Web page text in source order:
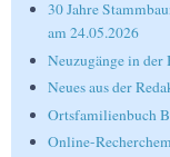
30 Jahre
am 24.05.2026
Neuzugänge in
Neues aus der
Ortsfamilienbuch
Online-